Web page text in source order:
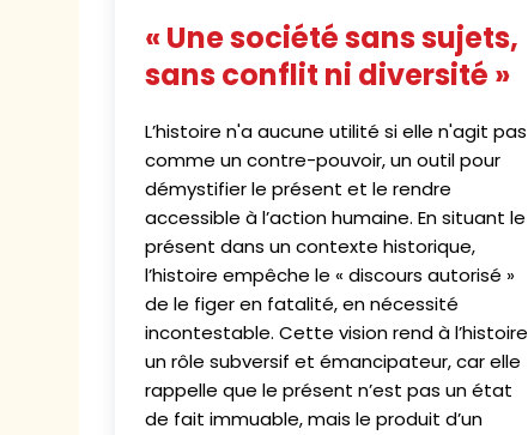
« Une société sans sujets,
sans conflit ni diversité »
L’histoire n'a aucune utilité si elle n'agit pas
comme un contre-pouvoir, un outil pour
démystifier le présent et le rendre
accessible à l’action humaine. En situant le
présent dans un contexte historique,
l’histoire empêche le « discours autorisé »
de le figer en fatalité, en nécessité
incontestable. Cette vision rend à l’histoire
un rôle subversif et émancipateur, car elle
rappelle que le présent n’est pas un état
de fait immuable, mais le produit d’un